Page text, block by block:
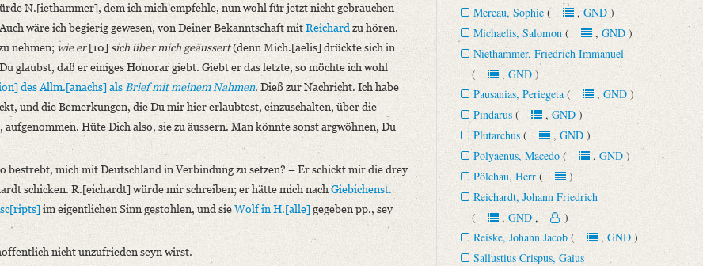
N.[iethammer], dem ich mich empfehle, nun wohl für jetzt nicht gebrauchen
wäre ich begierig gewesen, von Deiner Bekanntschaft mitReichard zu hören.
nehmen; wie er[10] sich über mich geäussert(denn Mich.[aelis] drückte sich in
glaubst, daß er einiges Honorar giebt. Giebt er das letzte, so möchte ich wohl
des Allm.[anachs]als Brief mit meinem Nahmen. Dieß zur Nachricht. Ich habe
und die Bemerkungen, die Du mir hier erlaubtest, einzuschalten, über die
aufgenommen. Hüte Dich also, sie zu äussern. Man könnte sonst argwöhnen, Du
mich mit Deutschland in Verbindung zu setzen? – Er schickt mir die drey
schicken. R.[eichardt] würde mir schreiben; er hätte mich nach Giebichenst.
im eigentlichen Sinn gestohlen, und sieWolf inH.[alle]gegeben pp., sey
nicht unzufrieden seyn wirst.
Mereau, Sophie (, GND)
Michaelis, Salomon (, GND)
Niethammer, Friedrich Immanuel
(, GND)
Pausanias, Periegeta (, GND)
Pindarus (, GND)
Plutarchus (, GND)
Polyaenus, Macedo (, GND)
Pölchau, Herr ()
Reichardt, Johann Friedrich
(, GND, )
Reiske, Johann Jacob (, GND)
Sallustius Crispus, Gaius